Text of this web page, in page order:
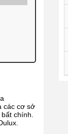
các cơ sở
chính.